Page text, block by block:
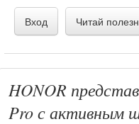
Вход Читай
HONOR
Pro с активным